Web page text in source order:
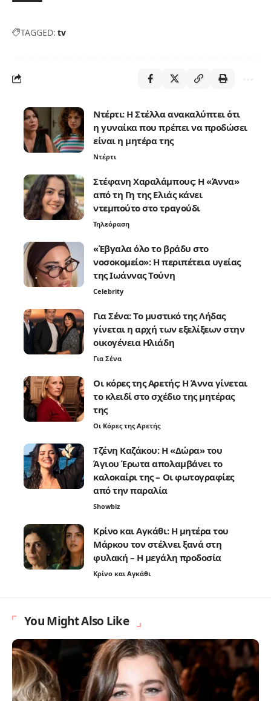
TAGGED: tv
Ντέρτι: Η Στέλλα ανακαλύπτει ότι
η γυναίκα που πρέπει να προδώσει
είναι η μητέρα της
Ντέρτι
Στέφανη Χαραλάμπους: Η «Άννα»
από τη Γη της Ελιάς κάνει
ντεμπούτο στο τραγούδι
Τηλεόραση
«Έβγαλα όλο το βράδυ στο
νοσοκομείο»: Η περιπέτεια υγείας
της Ιωάννας Τούνη
Celebrity
Για Σένα: Το μυστικό της Λήδας
γίνεται η αρχή των εξελίξεων στην
οικογένεια Ηλιάδη
Για Σένα
Οι κόρες της Αρετής: Η Άννα γίνεται
το κλειδί στο σχέδιο της μητέρας
της
Οι Κόρες της Αρετής
Τζένη Καζάκου: Η «Δώρα» του
Άγιου Έρωτα απολαμβάνει το
καλοκαίρι της – Οι φωτογραφίες
από την παραλία
Showbiz
Κρίνο και Αγκάθι: Η μητέρα του
Μάρκου τον στέλνει ξανά στη
φυλακή – Η μεγάλη προδοσία
Κρίνο και Αγκάθι
You Might Also Like